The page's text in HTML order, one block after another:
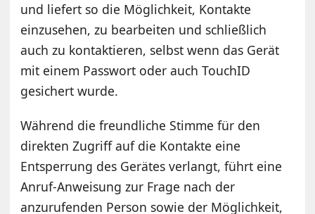
und liefert so die Möglichkeit, Kontakte
einzusehen, zu bearbeiten und schließlich
auch zu kontaktieren, selbst wenn das Gerät
mit einem Passwort oder auch TouchID
gesichert wurde.
Während die freundliche Stimme für den
direkten Zugriff auf die Kontakte eine
Entsperrung des Gerätes verlangt, führt eine
Anruf-Anweisung zur Frage nach der
anzurufenden Person sowie der Möglichkeit,